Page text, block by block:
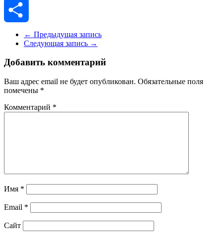
Skype
Отправить
← Предыдущая запись
Следующая запись →
Добавить комментарий
Ваш адрес email не будет опубликован. Обязательные поля
помечены *
Комментарий *
Имя *
Email *
Сайт